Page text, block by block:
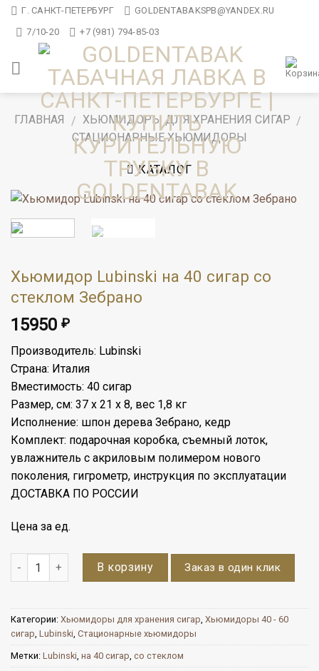
Skip Г. САНКТ-ПЕТЕРБУРГ
GOLDENTABAKSPB@YANDEX.RU
7/10-20
+7 (981) 794-85-03
ГЛАВНАЯ / ХЬЮМИДОРЫ ДЛЯ ХРАНЕНИЯ СИГАР /
СТАЦИОНАРНЫЕ ХЬЮМИДОРЫ
КАТАЛОГ
Хьюмидор Lubinski на 40 сигар со
стеклом Зебрано
15950 ₽
Производитель: Lubinski
Страна: Италия
Вместимость: 40 сигар
Размер, см: 37 х 21 х 8, вес 1,8 кг
Исполнение: шпон дерева Зебрано, кедр
Комплект: подарочная коробка, съемный лоток,
увлажнитель с акриловым полимером нового
поколения, гигрометр, инструкция по эксплуатации
ДОСТАВКА ПО РОССИИ
Цена за ед.
Количество В корзину Заказ в один клик
Категории: Хьюмидоры для хранения сигар Хьюмидоры 40 - 60
сигар Lubinski Стационарные хьюмидоры
Метки: Lubinski на 40 сигар со стеклом